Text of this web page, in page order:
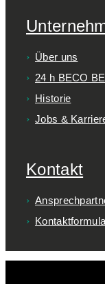
Über uns
24 h BECO
Historie
Jobs &
Kontakt